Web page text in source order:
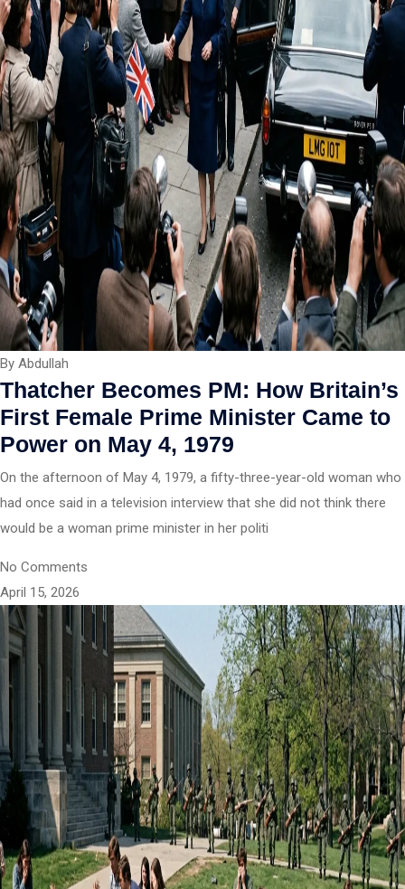
By Abdullah
Thatcher Becomes PM: How Britain’s
First Female Prime Minister Came to
Power on May 4, 1979
On the afternoon of May 4, 1979, a fifty-three-year-old woman who
had once said in a television interview that she did not think there
would be a woman prime minister in her politi
No Comments
April 15, 2026